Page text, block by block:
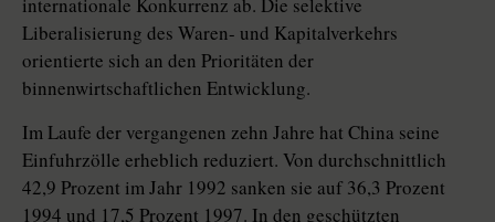
Liberalisierung des Waren- und Kapitalverkehrs
orientierte sich an den Prioritäten der
binnenwirtschaftlichen Entwicklung.
Im Laufe der vergangenen zehn Jahre hat China seine
Einfuhrzölle erheblich reduziert. Von durchschnittlich
42,9 Prozent im Jahr 1992 sanken sie auf 36,3 Prozent
1994 und 17,5 Prozent 1997. In den geschützten